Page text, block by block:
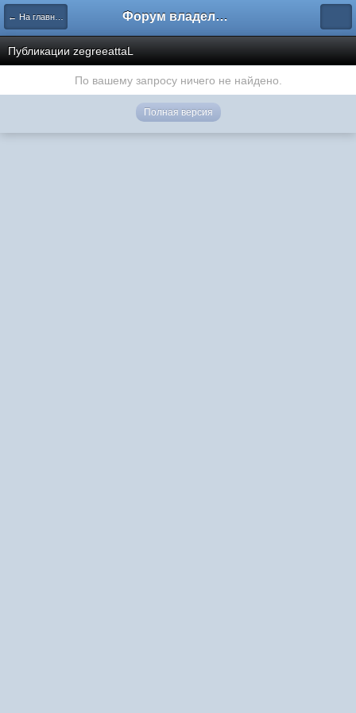
← На главную Форум владельцев интернет-магазинов
Публикации zegreeattaL
По вашему запросу ничего не найдено.
Полная версия